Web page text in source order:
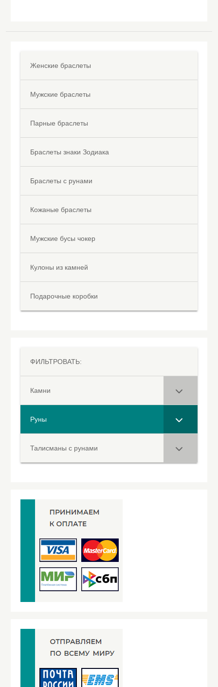
Женские браслеты
Мужские браслеты
Парные браслеты
Браслеты знаки Зодиака
Браслеты с рунами
Кожаные браслеты
Мужские бусы чокер
Кулоны из камней
Подарочные коробки
ФИЛЬТРОВАТЬ:
Камни
Руны
Талисманы с рунами